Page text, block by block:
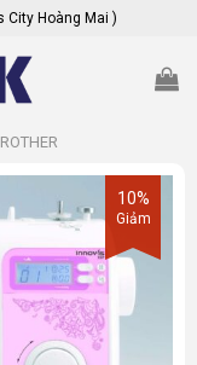
City Hoàng Mai )
10%
Giảm